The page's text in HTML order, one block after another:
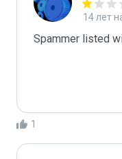
14 лет
Spammer listed
1